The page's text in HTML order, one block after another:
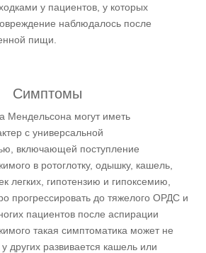
у пациентов, у которых
наблюдалось после
пищи.
Симптомы
Мендельсона могут иметь
с универсальной
включающей поступление
в ротоглотку, одышку, кашель,
легких, гипотензию и гипоксемию,
прогрессировать до тяжелого ОРДС и
пациентов после аспирации
такая симптоматика может не
у других развивается кашель или